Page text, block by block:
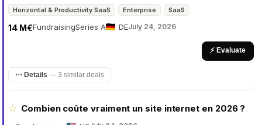
Horizontal & Productivity SaaS Enterprise SaaS
Fundraising
14 M€ Series A DEJuly 24, 2026
⚡ Evaluate
⋯ Details — 3 similar deals
☆ Combien coûte vraiment un site internet en 2026 ?